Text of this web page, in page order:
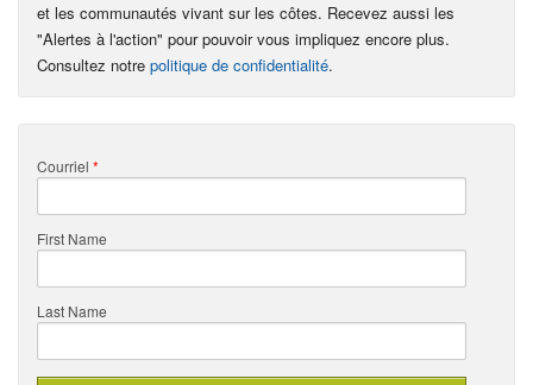
et les communautés vivant sur les côtes. Recevez aussi les
"Alertes à l'action" pour pouvoir vous impliquez encore plus.
Consultez notre politique de confidentialité.
Courriel *
First Name
Last Name